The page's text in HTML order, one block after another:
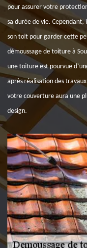
pour assurer votre
sa durée de vie.
son toit pour garder cette
démoussage de toiture à
une toiture est pourvue
après réalisation des
votre couverture aura une
design.